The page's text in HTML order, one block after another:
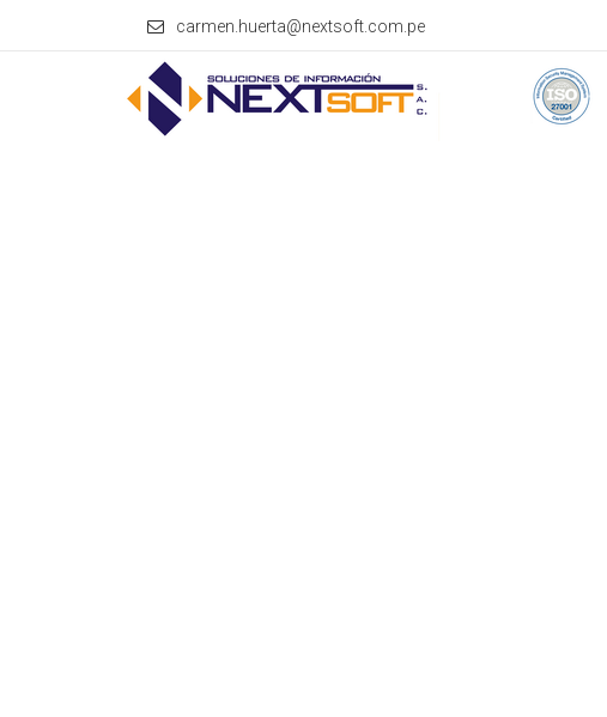
carmen.huerta@nextsoft.com.pe